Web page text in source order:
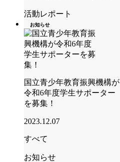
活動レポート
お知らせ
国立青少年教育振興機構が
令和6年度学生サポーター
を募集！
2023.12.07
すべて
お知らせ